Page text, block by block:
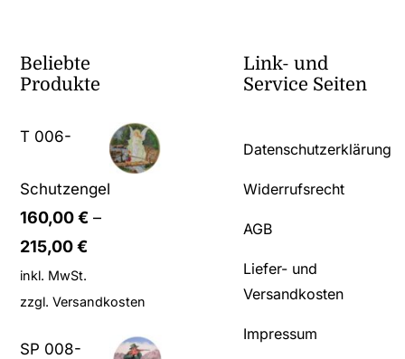
Beliebte
Produkte
T 006-
Schutzengel
160,00€ –
215,00€
inkl. MwSt.
zzgl.Versandkosten
SP 008-
Link- und
Service Seiten
Datenschutzerklärung
Widerrufsrecht
AGB
Liefer- und
Versandkosten
Impressum